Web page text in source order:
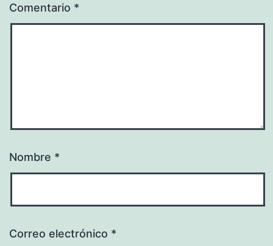
Comentario *
Nombre *
Correo electrónico *